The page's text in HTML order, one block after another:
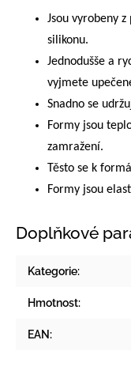
Jsou vyrobeny
silikonu.
Jednodušše a
vyjmete
Snadno se
Formy jsou
zamražení.
Těsto se k
Formy jsou
Doplňkové
Kategorie:
Hmotnost:
EAN: